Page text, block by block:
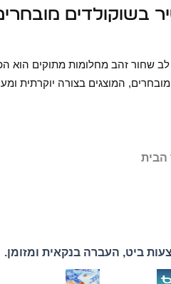
בשוקולדים
שחור זהב מחלומות מתוקים הוא
המוצגים בצורה יוקרתית
הבית
ביט, העברה בנקאית ומזומן.